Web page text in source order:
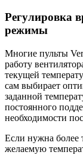
Регулировка
режимы
Многие пульты
работу
текущей
сам выбирает
заданной
постоянного
необходимости
Если нужна более
желаемую